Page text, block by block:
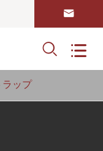

 
ップ